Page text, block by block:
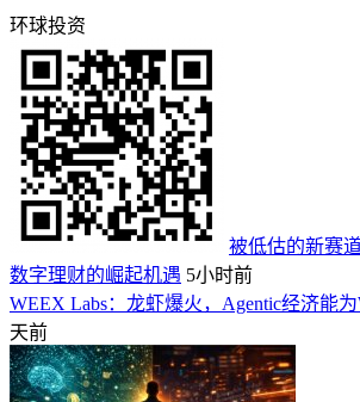
环球投资
被低估的新赛
数字理财的崛起机遇 5小时前
WEEX Labs：龙虾爆火，Agentic经济能为
天前